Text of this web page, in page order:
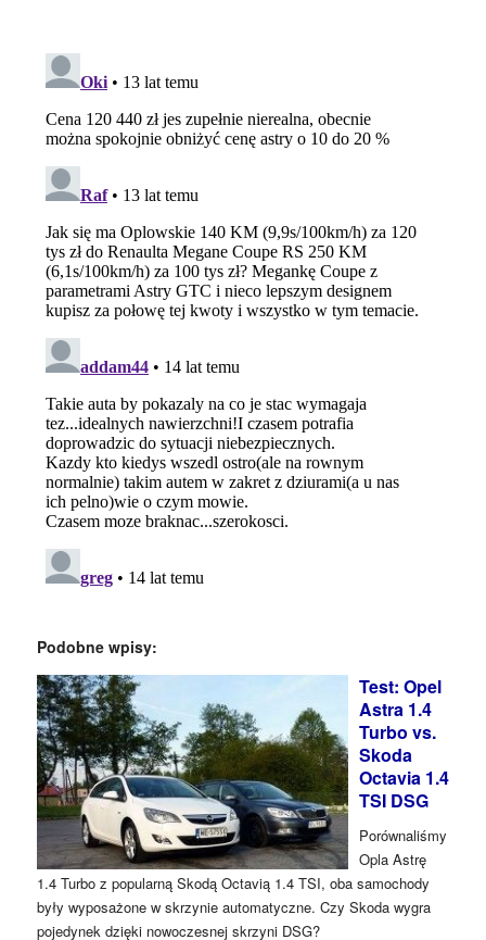
Podobne wpisy:
Test: Opel
Astra 1.4
Turbo vs.
Skoda
Octavia 1.4
TSI DSG
Porównaliśmy
Opla Astrę
1.4 Turbo z popularną Skodą Octavią 1.4 TSI, oba samochody
były wyposażone w skrzynie automatyczne. Czy Skoda wygra
pojedynek dzięki nowoczesnej skrzyni DSG?